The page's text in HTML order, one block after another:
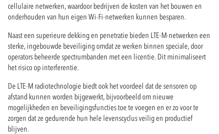
cellulaire netwerken, waardoor bedrijven de kosten van het bouwen en
onderhouden van hun eigen Wi-Fi-netwerken kunnen besparen.
Naast een superieure dekking en penetratie bieden LTE-M-netwerken een
sterke, ingebouwde beveiliging omdat ze werken binnen speciale, door
operators beheerde spectrumbanden met een licentie. Dit minimaliseert
het risico op interferentie.
De LTE-M radiotechnologie biedt ook het voordeel dat de sensoren op
afstand kunnen worden bijgewerkt, bijvoorbeeld om nieuwe
mogelijkheden en beveiligingsfuncties toe te voegen en er zo voor te
zorgen dat ze gedurende hun hele levenscyclus veilig en productief
blijven.